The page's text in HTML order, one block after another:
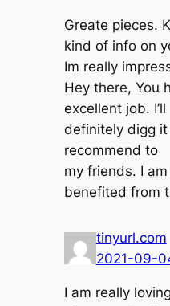
Greate pieces.
kind of info on
Im really
Hey there, You
excellent job. I’ll
definitely digg
recommend to
my friends. I
benefited from
tinyurl.com
2021-09-
I am really